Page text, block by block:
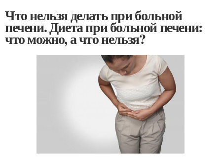
Что нельзя делать при больной
печени. Диета при больной печени:
что можно, а что нельзя?